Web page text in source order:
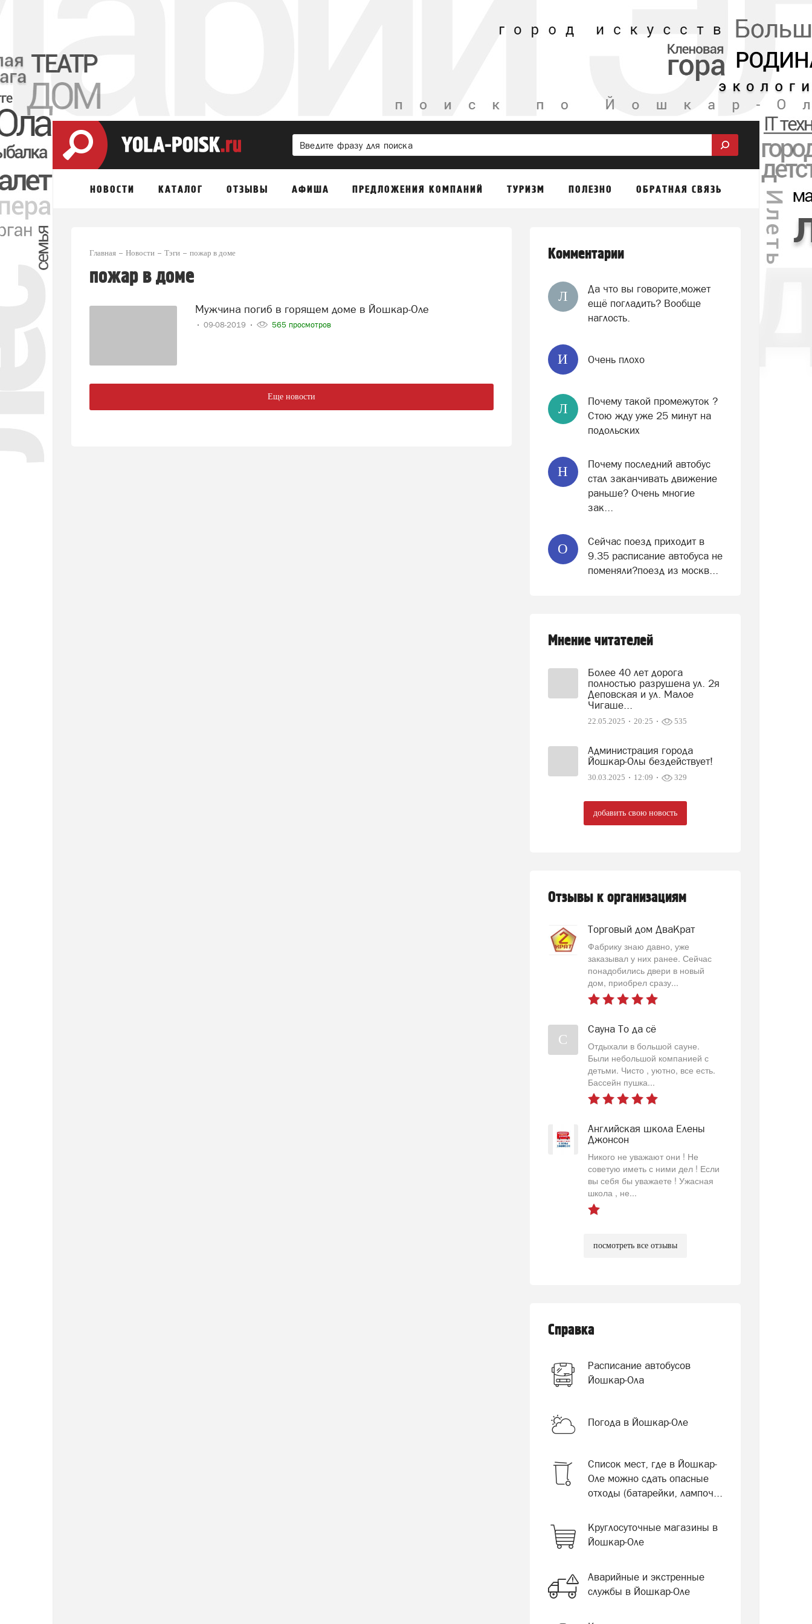
НОВОСТИ КАТАЛОГ ОТЗЫВЫ АФИША ПРЕДЛОЖЕНИЯ КОМПАНИЙ ТУРИЗМ ПОЛЕЗНО ОБРАТНАЯ СВЯЗЬ
Главная Новости Тэги пожар в доме
пожар в доме
Мужчина погиб в горящем доме в Йошкар-Оле
09-08-2019 565 просмотров
Еще новости
Комментарии
Л
Да что вы говорите,может
ещё погладить? Вообще
наглость.
И Очень плохо
Л
Почему такой промежуток ?
Стою жду уже 25 минут на
подольских
Н
Почему последний автобус
стал заканчивать движение
раньше? Очень многие
зак...
О
Сейчас поезд приходит в
9.35 расписание автобуса не
поменяли?поезд из москв...
Мнение читателей
Более 40 лет дорога
полностью разрушена ул. 2я
Деповская и ул. Малое
Чигаше...
22.05.2025 20:25 535
Администрация города
Йошкар-Олы бездействует!
30.03.2025 12:09 329
добавить свою новость
Отзывы к организациям
Торговый дом ДваКрат
Фабрику знаю давно, уже
заказывал у них ранее. Сейчас
понадобились двери в новый
дом, приобрел сразу...
С
Сауна То да сё
Отдыхали в большой сауне.
Были небольшой компанией с
детьми. Чисто , уютно, все есть.
Бассейн пушка...
Английская школа Елены
Джонсон
Никого не уважают они ! Не
советую иметь с ними дел ! Если
вы себя бы уважаете ! Ужасная
школа , не...
посмотреть все отзывы
Справка
Расписание автобусов
Йошкар-Ола
Погода в Йошкар-Оле
Список мест, где в Йошкар-
Оле можно сдать опасные
отходы (батарейки, лампоч...
Круглосуточные магазины в
Йошкар-Оле
Аварийные и экстренные
службы в Йошкар-Оле